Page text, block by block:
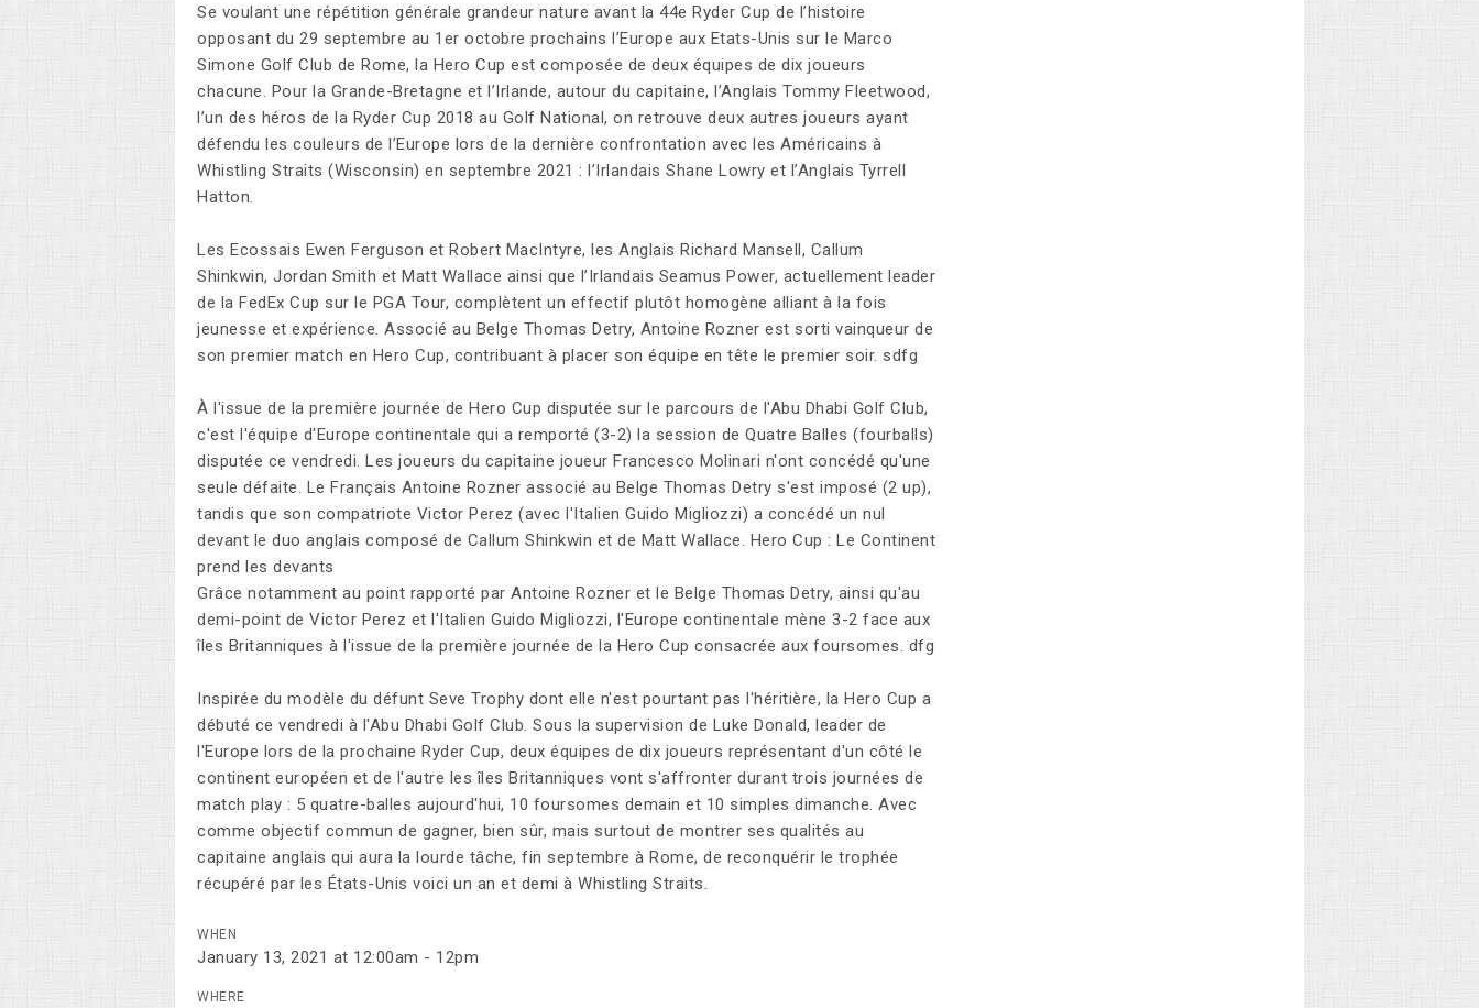
Se voulant une répétition générale grandeur nature avant la 44e Ryder Cup de l’histoire
opposant du 29 septembre au 1er octobre prochains l’Europe aux Etats-Unis sur le Marco
Simone Golf Club de Rome, la Hero Cup est composée de deux équipes de dix joueurs
chacune. Pour la Grande-Bretagne et l’Irlande, autour du capitaine, l’Anglais Tommy Fleetwood,
l’un des héros de la Ryder Cup 2018 au Golf National, on retrouve deux autres joueurs ayant
défendu les couleurs de l’Europe lors de la dernière confrontation avec les Américains à
Whistling Straits (Wisconsin) en septembre 2021 : l’Irlandais Shane Lowry et l’Anglais Tyrrell
Hatton.
Les Ecossais Ewen Ferguson et Robert MacIntyre, les Anglais Richard Mansell, Callum
Shinkwin, Jordan Smith et Matt Wallace ainsi que l’Irlandais Seamus Power, actuellement leader
de la FedEx Cup sur le PGA Tour, complètent un effectif plutôt homogène alliant à la fois
jeunesse et expérience. Associé au Belge Thomas Detry, Antoine Rozner est sorti vainqueur de
son premier match en Hero Cup, contribuant à placer son équipe en tête le premier soir. sdfg
À l'issue de la première journée de Hero Cup disputée sur le parcours de l'Abu Dhabi Golf Club,
c'est l'équipe d'Europe continentale qui a remporté (3-2) la session de Quatre Balles (fourballs)
disputée ce vendredi. Les joueurs du capitaine joueur Francesco Molinari n'ont concédé qu'une
seule défaite. Le Français Antoine Rozner associé au Belge Thomas Detry s'est imposé (2 up),
tandis que son compatriote Victor Perez (avec l'Italien Guido Migliozzi) a concédé un nul
devant le duo anglais composé de Callum Shinkwin et de Matt Wallace. Hero Cup : Le Continent
prend les devants
Grâce notamment au point rapporté par Antoine Rozner et le Belge Thomas Detry, ainsi qu'au
demi-point de Victor Perez et l'Italien Guido Migliozzi, l'Europe continentale mène 3-2 face aux
îles Britanniques à l'issue de la première journée de la Hero Cup consacrée aux foursomes. dfg
Inspirée du modèle du défunt Seve Trophy dont elle n'est pourtant pas l'héritière, la Hero Cup a
débuté ce vendredi à l'Abu Dhabi Golf Club. Sous la supervision de Luke Donald, leader de
l'Europe lors de la prochaine Ryder Cup, deux équipes de dix joueurs représentant d'un côté le
continent européen et de l'autre les îles Britanniques vont s'affronter durant trois journées de
match play : 5 quatre-balles aujourd'hui, 10 foursomes demain et 10 simples dimanche. Avec
comme objectif commun de gagner, bien sûr, mais surtout de montrer ses qualités au
capitaine anglais qui aura la lourde tâche, fin septembre à Rome, de reconquérir le trophée
récupéré par les États-Unis voici un an et demi à Whistling Straits.
WHEN
January 13, 2021 at 12:00am - 12pm
WHERE